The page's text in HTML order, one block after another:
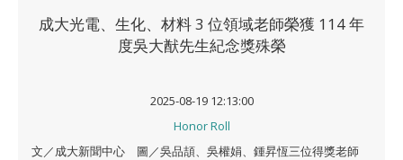
成大光電、生化、材料 3 位領域老師榮獲 114 年
度吳大猷先生紀念獎殊榮
2025-08-19 12:13:00
Honor Roll
文／成大新聞中心 圖／吳品頡、吳權娟、鍾昇恆三位得獎老師